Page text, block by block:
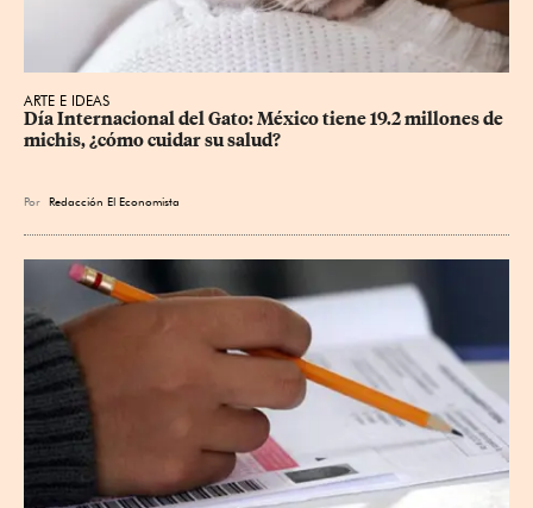
ARTE E IDEAS
Día Internacional del Gato: México tiene 19.2 millones de
michis, ¿cómo cuidar su salud?
Por Redacción El Economista